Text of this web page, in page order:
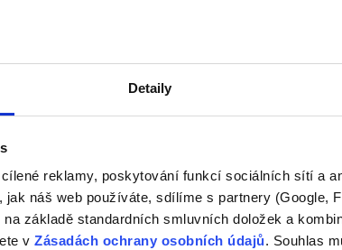
Detaily
reklamy, poskytování funkcí sociálních sítí a
náš web používáte, sdílíme s partnery (Google,
základě standardních smluvních doložek a
v Zásadách ochrany osobních údajů. Souhlas